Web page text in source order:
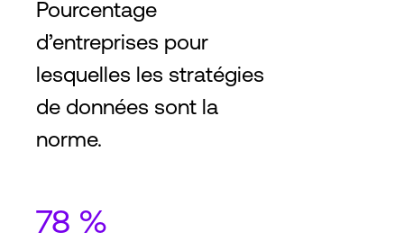
Pourcentage
d’entreprises pour
lesquelles les stratégies
de données sont la
norme.
78 %